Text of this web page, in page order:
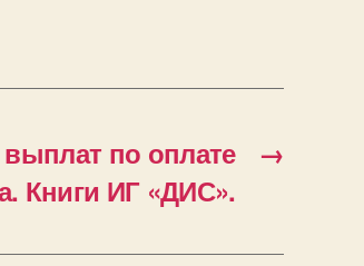
→
по оплате
Книги ИГ «ДИС».